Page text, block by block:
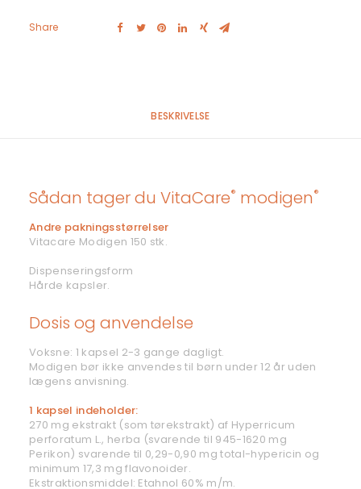
Share
BESKRIVELSE
Sådan tager du VitaCare® modigen®
Andre pakningsstørrelser
Vitacare Modigen 150 stk.
Dispenseringsform
Hårde kapsler.
Dosis og anvendelse
Voksne: 1 kapsel 2-3 gange dagligt.
Modigen bør ikke anvendes til børn under 12 år uden
lægens anvisning.
1 kapsel indeholder:
270 mg ekstrakt (som tørekstrakt) af Hyperricum
perforatum L., herba (svarende til 945-1620 mg
Perikon) svarende til 0,29-0,90 mg total-hypericin og
minimum 17,3 mg flavonoider.
Ekstraktionsmiddel: Etahnol 60% m/m.